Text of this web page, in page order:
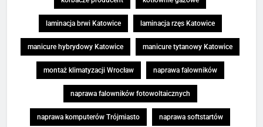
laminacja brwi Katowice laminacja rzęs Katowice
manicure hybrydowy Katowice manicure tytanowy Katowice
montaż klimatyzacji Wrocław naprawa falowników
naprawa falowników fotowoltaicznych
naprawa komputerów Trójmiasto naprawa softstartów